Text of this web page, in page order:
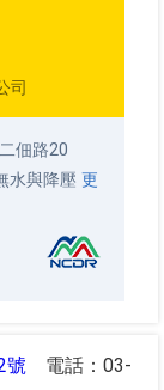
司
佃路20
水與降壓 更
號 電話：03-